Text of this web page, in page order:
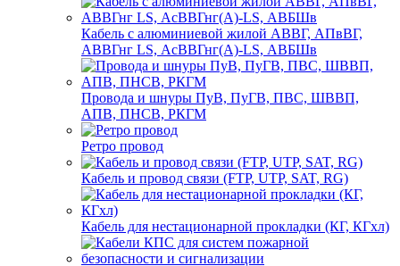
Кабель с алюминиевой жилой АВВГ, АПвВГ,
АВВГнг LS, АсВВГнг(А)-LS, АВБШв
Провода и шнуры ПуВ, ПуГВ, ПВС, ШВВП,
АПВ, ПНСВ, РКГМ
Ретро провод
Кабель и провод связи (FTP, UTP, SAT, RG)
Кабель для нестационарной прокладки (КГ, КГхл)